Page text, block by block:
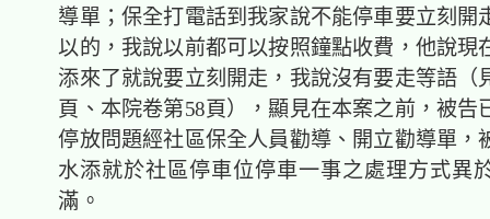
導單；保全打電話到我家說不能停車要立刻開
以的，我說以前都可以按照鐘點收費，他說現
添來了就說要立刻開走，我說沒有要走等語（
頁、本院卷第58頁），顯見在本案之前，被告
停放問題經社區保全人員勸導、開立勸導單，
水添就於社區停車位停車一事之處理方式異
滿。